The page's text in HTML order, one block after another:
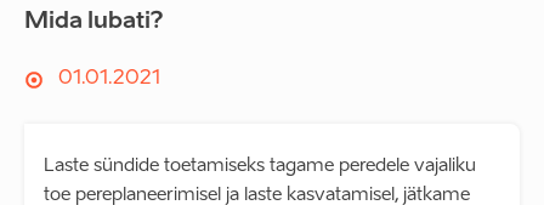
Mida lubati?
01.01.2021
Laste sündide toetamiseks tagame peredele vajaliku
toe pereplaneerimisel ja laste kasvatamisel, jätkame